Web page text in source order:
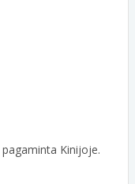
Kinijoje.